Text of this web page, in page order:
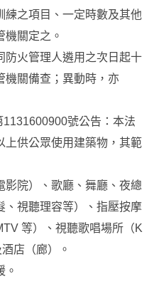
練之項目、一定時數及其他
機關定之。
防火管理人遴用之次日起十
機關備查；異動時，亦
號公告：本法
上供公眾使用建築物，其範
影院）、歌廳、舞廳、夜總
、視聽理容等）、指壓按摩
等）、視聽歌唱場所（K
店（廊）。
。